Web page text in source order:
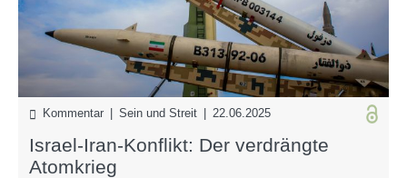
Kommentar | Sein und Streit | 22.06.2025
Israel-Iran-Konflikt: Der verdrängte
Atomkrieg